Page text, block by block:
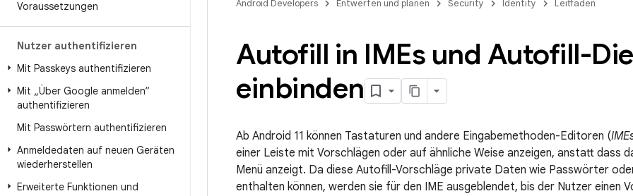
Voraussetzungen
Nutzer authentifizieren
Mit Passkeys authentifizieren
Mit „Über Google anmelden“
authentifizieren
Mit Passwörtern authentifizieren
Anmeldedaten auf neuen Geräten
wiederherstellen
Erweiterte Funktionen und
Android Developers Entwerfen und planen Security Identity Leitfäden
Autofill in IMEs und Autofill-
einbinden
Ab Android 11 können Tastaturen und andere Eingabemethoden-Editoren (
einer Leiste mit Vorschlägen oder auf ähnliche Weise anzeigen, anstatt dass
Menü anzeigt. Da diese Autofill-Vorschläge private Daten wie Passwörter
enthalten können, werden sie für den IME ausgeblendet, bis der Nutzer einen